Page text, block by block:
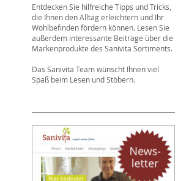
Entdecken Sie hilfreiche Tipps und Tricks,
die Ihnen den Alltag erleichtern und Ihr
Wohlbefinden fördern können. Lesen Sie
außerdem interessante Beiträge über die
Markenprodukte des Sanivita Sortiments.
Das Sanivita Team wünscht Ihnen viel
Spaß beim Lesen und Stöbern.